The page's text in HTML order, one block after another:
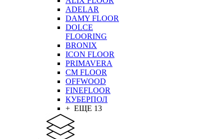
ADELAR
DAMY FLOOR
DOLCE
FLOORING
BRONIX
ICON FLOOR
PRIMAVERA
CM FLOOR
OFFWOOD
FINEFLOOR
КУБЕРПОЛ
+ ЕЩЕ 13